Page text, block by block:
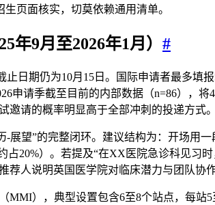
页面核实，切莫依赖通用清单。
年9月至2026年1月） #
日期仍为10月15日。国际申请者最多
申请季截至目前的内部数据（n=86），
请的概率明显高于全部冲刺的投递方式。
-展望”的完整闭环。建议结构为：开场用
20%）。若提及“在XX医院急诊科见习
人说明英国医学院对临床潜力与团队协
MMI），典型设置包含6至8个站点，每